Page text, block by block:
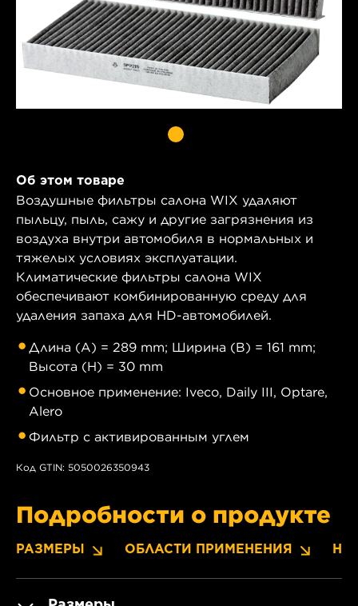
Об этом товаре
Воздушные фильтры салона WIX удаляют
пыльцу, пыль, сажу и другие загрязнения из
воздуха внутри автомобиля в нормальных и
тяжелых условиях эксплуатации.
Климатические фильтры салона WIX
обеспечивают комбинированную среду для
удаления запаха для HD-автомобилей.
Длина (A) = 289 mm; Ширина (B) = 161 mm;
Высота (H) = 30 mm
Основное применение: Iveco, Daily III, Optare,
Alero
Фильтр с активированным углем
Код GTIN: 5050026350943
Подробности о продукте
РАЗМЕРЫ ОБЛАСТИ ПРИМЕНЕНИЯ